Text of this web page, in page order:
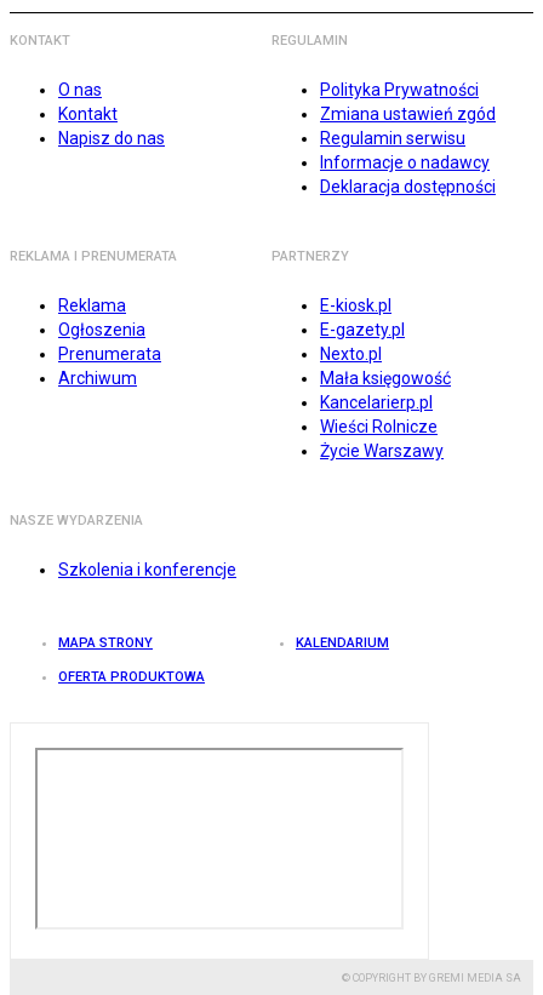
KONTAKT
O nas
Kontakt
Napisz do nas
REGULAMIN
Polityka Prywatności
Zmiana ustawień zgód
Regulamin serwisu
Informacje o nadawcy
Deklaracja dostępności
REKLAMA I PRENUMERATA
Reklama
Ogłoszenia
Prenumerata
Archiwum
PARTNERZY
E-kiosk.pl
E-gazety.pl
Nexto.pl
Mała księgowość
Kancelarierp.pl
Wieści Rolnicze
Życie Warszawy
NASZE WYDARZENIA
Szkolenia i konferencje
MAPA STRONY KALENDARIUM
OFERTA PRODUKTOWA
© COPYRIGHT BY GREMI MEDIA SA